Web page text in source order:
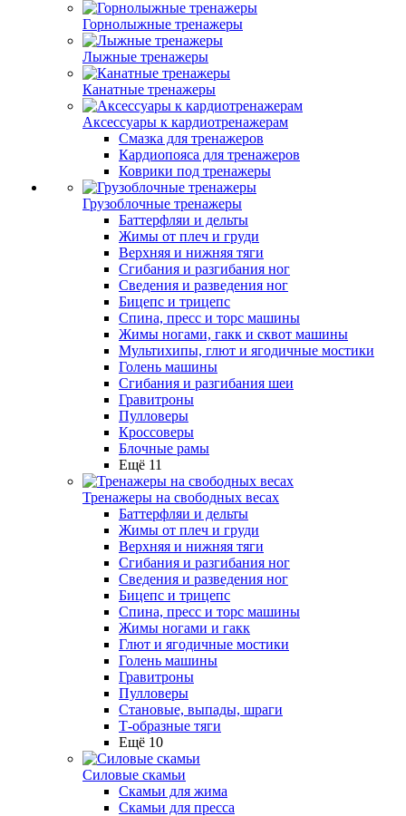
Горнолыжные тренажеры
Лыжные тренажеры
Канатные тренажеры
Аксессуары к кардиотренажерам
Смазка для тренажеров
Кардиопояса для тренажеров
Коврики под тренажеры
Грузоблочные тренажеры
Баттерфляи и дельты
Жимы от плеч и груди
Верхняя и нижняя тяги
Сгибания и разгибания ног
Сведения и разведения ног
Бицепс и трицепс
Спина, пресс и торс машины
Жимы ногами, гакк и сквот машины
Мультихипы, глют и ягодичные мостики
Голень машины
Сгибания и разгибания шеи
Гравитроны
Пулловеры
Кроссоверы
Блочные рамы
Ещё 11
Тренажеры на свободных весах
Баттерфляи и дельты
Жимы от плеч и груди
Верхняя и нижняя тяги
Сгибания и разгибания ног
Сведения и разведения ног
Бицепс и трицепс
Спина, пресс и торс машины
Жимы ногами и гакк
Глют и ягодичные мостики
Голень машины
Гравитроны
Пулловеры
Становые, выпады, шраги
Т-образные тяги
Ещё 10
Силовые скамьи
Скамьи для жима
Скамьи для пресса